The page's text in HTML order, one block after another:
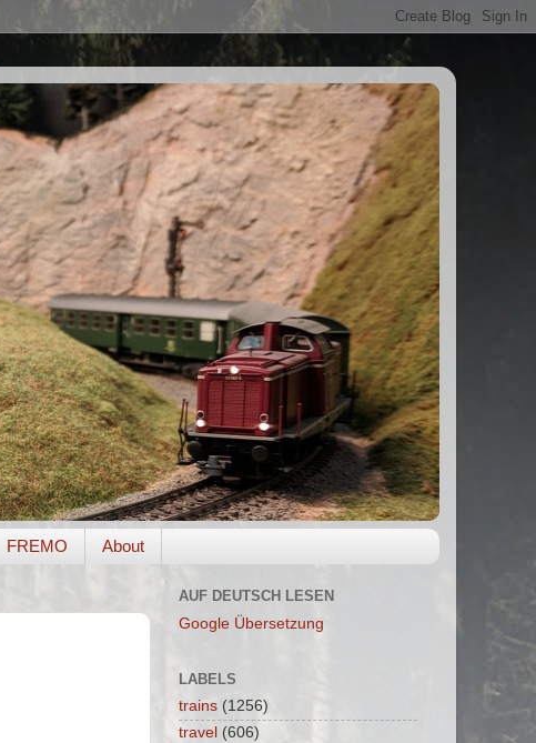
FREMO About
AUF DEUTSCH LESEN
Google Übersetzung
LABELS
trains (1256)
travel (606)